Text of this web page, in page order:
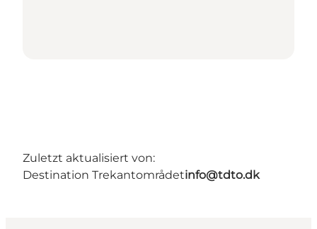
Zuletzt aktualisiert von:
Destination Trekantområdetinfo@tdto.dk